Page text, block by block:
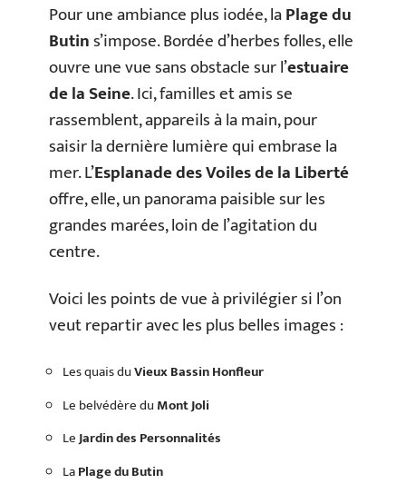
Pour une ambiance plus iodée, laPlage du
Butins’impose. Bordée d’herbes folles, elle
ouvre une vue sans obstacle sur l’estuaire
de la Seine. Ici, familles et amis se
rassemblent, appareils à la main, pour
saisir la dernière lumière qui embrase la
mer. L’Esplanade des Voiles de la Liberté
offre, elle, un panorama paisible sur les
grandes marées, loin de l’agitation du
centre.
Voici les points de vue à privilégier si l’on
veut repartir avec les plus belles images :
Les quais duVieux Bassin Honfleur
Le belvédère du Mont Joli
LeJardin des Personnalités
LaPlage du Butin